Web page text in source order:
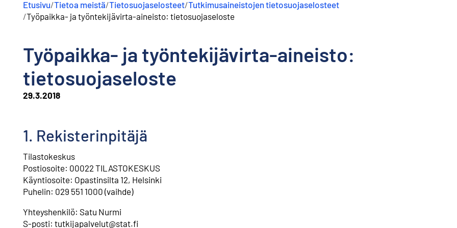
Etusivu/Tietoa meistä/Tietosuojaselosteet/Tutkimusaineistojen tietosuojaselosteet
/Työpaikka- ja työntekijävirta-aineisto: tietosuojaseloste
Työpaikka- ja työntekijävirta-aineisto:
tietosuojaseloste
29.3.2018
1. Rekisterinpitäjä
Tilastokeskus
Postiosoite: 00022 TILASTOKESKUS
Käyntiosoite: Opastinsilta 12, Helsinki
Puhelin: 029 551 1000 (vaihde)
Yhteyshenkilö: Satu Nurmi
⁠S-posti: tutkijapalvelut@stat.fi